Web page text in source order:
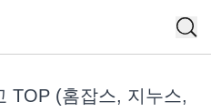
TOP (홈잡스, 지누스,